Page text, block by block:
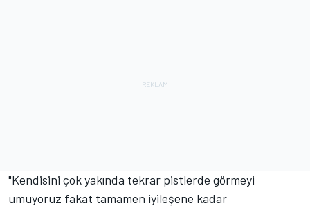
"Kendisini çok yakında tekrar pistlerde görmeyi
umuyoruz fakat tamamen iyileşene kadar